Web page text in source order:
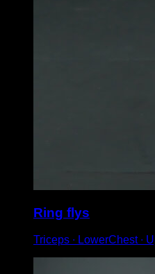
Ring flys
Triceps ∙ LowerChest ∙